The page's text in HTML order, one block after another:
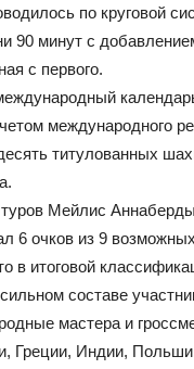
по круговой
90 минут с
с первого.
международного
титулованных
Мейлис
6 очков из 9
в итоговой
составе
мастера и
Греции, Индии,